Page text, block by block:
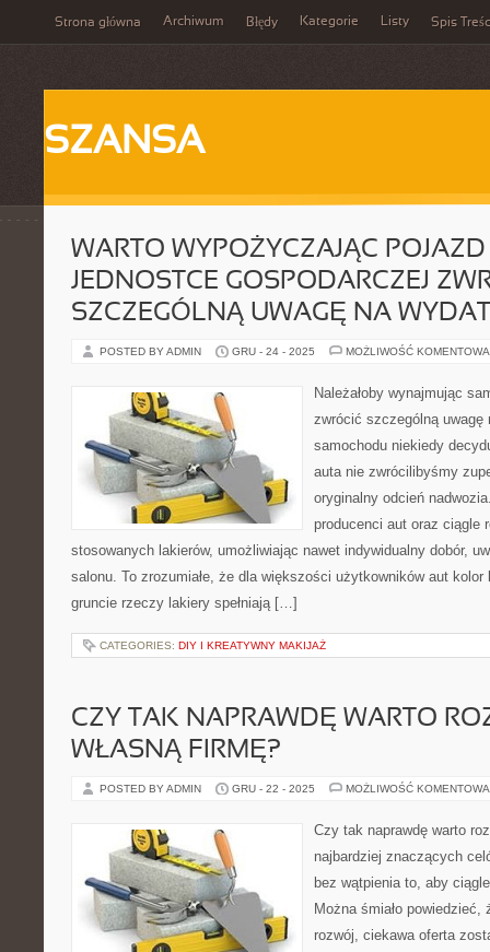
Strona główna Archiwum Błędy Kategorie Listy Spis
SZANSA
WARTO WYPOŻYCZAJĄC
JEDNOSTCE GOSPODARCZEJ
SZCZEGÓLNĄ UWAGĘ NA
POSTED BY ADMIN GRU - 24 - 2025 MOŻLIWOŚĆ
Należałoby wynajmując
zwrócić szczególną
samochodu niekiedy
auta nie zwrócilibyśmy
oryginalny odcień
producenci aut oraz ciągle
stosowanych lakierów, umożliwiając nawet indywidualny dobór,
salonu. To zrozumiałe, że dla większości użytkowników aut
gruncie rzeczy lakiery spełniają […]
CATEGORIES: DIY I KREATYWNY MAKIJAŻ
CZY TAK NAPRAWDĘ WARTO
WŁASNĄ FIRMĘ?
POSTED BY ADMIN GRU - 22 - 2025 MOŻLIWOŚĆ
Czy tak naprawdę warto
najbardziej znaczących
bez wątpienia to, aby
Można śmiało
rozwój, ciekawa oferta